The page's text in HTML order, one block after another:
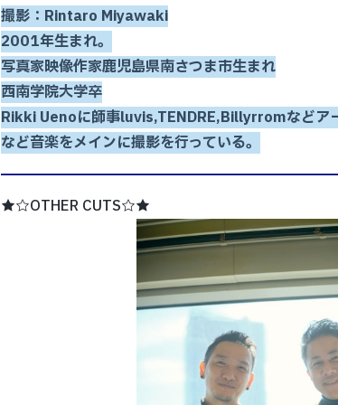
撮影：Rintaro Miyawaki
2001年生まれ。
写真家映像作家鹿児島県南さつま市生まれ
西南学院大学卒
Rikki Uenoに師事luvis,TENDRE,Billyrromなどア
など音楽をメインに撮影を行っている。
★☆OTHER CUTS☆★